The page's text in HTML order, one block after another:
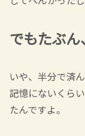
でもたぶん
いや、半分で済
記憶にないくら
たんですよ。